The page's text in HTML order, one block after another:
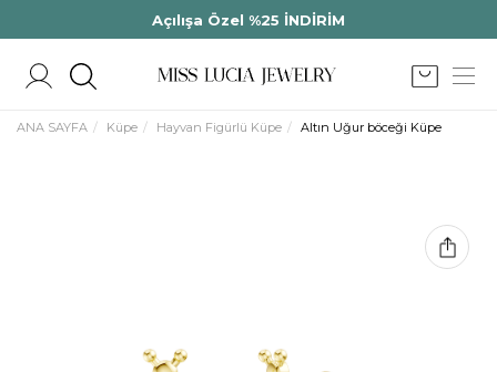
Açılışa Özel %25 İNDİRİM
ANA SAYFA Küpe Hayvan Figürlü Küpe Altın Uğur böceği Küpe